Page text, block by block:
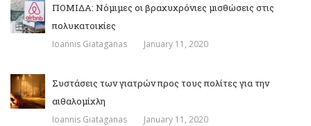
ΠΟΜΙΔΑ: Νόμιμες οι βραχυχρόνιες μισθώσεις στις
πολυκατοικίες
Ioannis Giataganas January 11, 2020
Συστάσεις των γιατρών προς τους πολίτες για την
αιθαλομίχλη
Ioannis Giataganas January 11, 2020